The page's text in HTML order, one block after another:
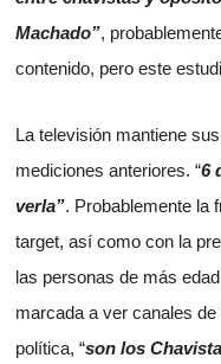
Machado”,
contenido, pero este
La televisión mantiene
mediciones anteriores. “6
verla”. Probablemente la
target, así como con la
las personas de más
marcada a ver canales
política, “son los